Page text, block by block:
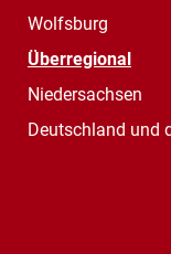
Wolfsburg
Überregional
Niedersachsen
Deutschland und